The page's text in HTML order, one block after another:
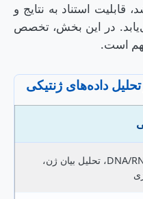
قابلیت استناد به نتایج و
در این بخش، تخصص
مهم است.
داده‌های ژنتیکی
توالی‌یابی DNA/RNA، تحلیل بیان ژن،